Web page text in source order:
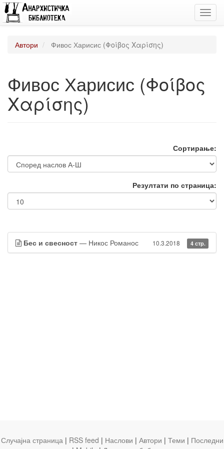
Автори Фивос Харисис (Φοίβος Χαρίσης)
Фивос Харисис (Φοίβος
Χαρίσης)
Сортирање:
Резултати по страница:
Бес и свесност — Никос Романос 10.3.2018 4 стр.
Случајна страница | RSS feed | Наслови | Автори | Теми | Последни